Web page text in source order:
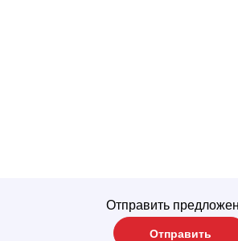
Отправить
Отправить